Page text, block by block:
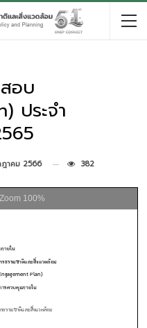
อบ
ประจำ
าคม 2566 382
Zoom 100%